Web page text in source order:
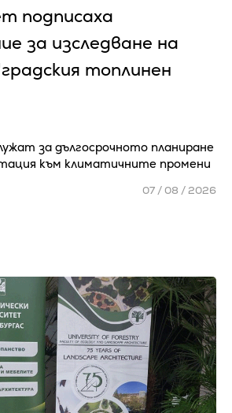
подписаха
за изследване на
топлинен
за дългосрочното планиране
към климатичните промени
07 / 08 / 2026